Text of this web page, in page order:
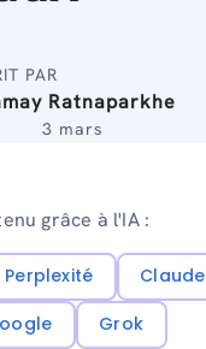
PAR
Ratnaparkhe
3 mars
grâce à l'IA :
Perplexité
Claude
Grok